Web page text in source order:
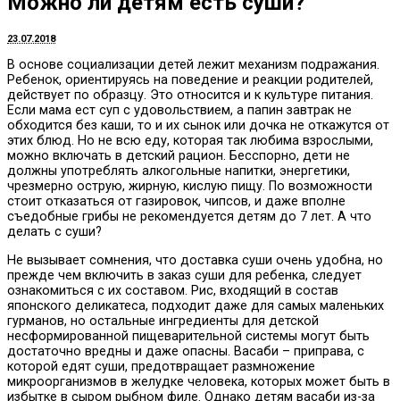
23.07.2018
В основе социализации детей лежит механизм подражания.
Ребенок, ориентируясь на поведение и реакции родителей,
действует по образцу. Это относится и к культуре питания.
Если мама ест суп с удовольствием, а папин завтрак не
обходится без каши, то и их сынок или дочка не откажутся от
этих блюд. Но не всю еду, которая так любима взрослыми,
можно включать в детский рацион. Бесспорно, дети не
должны употреблять алкогольные напитки, энергетики,
чрезмерно острую, жирную, кислую пищу. По возможности
стоит отказаться от газировок, чипсов, и даже вполне
съедобные грибы не рекомендуется детям до 7 лет. А что
делать с суши?
Не вызывает сомнения, что доставка суши очень удобна, но
прежде чем включить в заказ суши для ребенка, следует
ознакомиться с их составом. Рис, входящий в состав
японского деликатеса, подходит даже для самых маленьких
гурманов, но остальные ингредиенты для детской
несформированной пищеварительной системы могут быть
достаточно вредны и даже опасны. Васаби – приправа, с
которой едят суши, предотвращает размножение
микроорганизмов в желудке человека, которых может быть в
избытке в сыром рыбном филе. Однако детям васаби из-за